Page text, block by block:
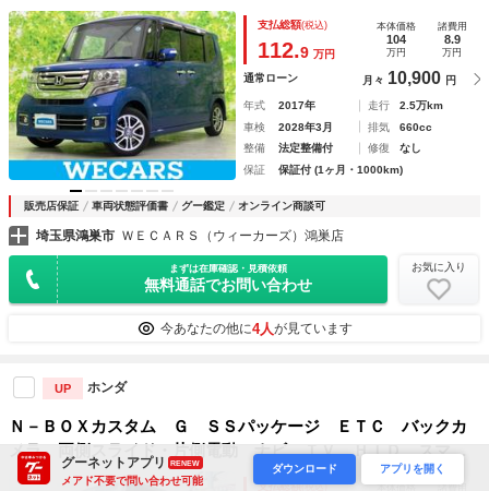
Ｄ／Ｂｌｕｅｔｏｏｔｈ接続／ＥＴＣ／ＥＢＤ付ＡＢＳ／横滑
り防止装置／アイドリングストップ／バックモニター／フルセ
グＴＶ
支払総額(税込)
112.9 万円
本体価格
104
万円
諸費用
8.9
万円
通常ローン 月々 10,900 円
年式 2017年 走行
2.5万km
車検
2028年3月 排気
660cc
整備
法定整備付 修復
なし
保証
保証付 (1ヶ月・1000km)
販売店保証 車両状態評価書 グー鑑定 オンライン商談可
埼玉県鴻巣市 ＷＥＣＡＲＳ（ウィーカーズ）鴻巣店
まずは在庫確認・見積依頼
無料通話でお問い合わせ
お気に入り
今あなたの他に4人が見ています
UP ホンダ
Ｎ－ＢＯＸカスタム Ｇ ＳＳパッケージ ＥＴＣ バックカ
メラ 両側スライド・片側電動 ナビ ＴＶ ＨＩＤ スマー
トキー アイドリングストップ シートヒーター ベンチシー
支払総額(税込) 本体価格 諸費用
グーネットアプリ RENEW
メアド不要で問い合わせ可能
ダウンロード アプリを開く